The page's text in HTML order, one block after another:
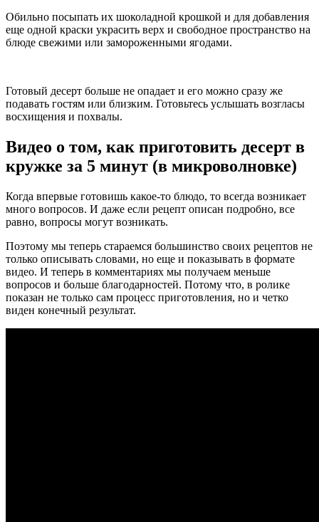
Обильно посыпать их шоколадной крошкой и для добавления
еще одной краски украсить верх и свободное пространство на
блюде свежими или замороженными ягодами.
Готовый десерт больше не опадает и его можно сразу же
подавать гостям или близким. Готовьтесь услышать возгласы
восхищения и похвалы.
Видео о том, как приготовить десерт в
кружке за 5 минут (в микроволновке)
Когда впервые готовишь какое-то блюдо, то всегда возникает
много вопросов. И даже если рецепт описан подробно, все
равно, вопросы могут возникать.
Поэтому мы теперь стараемся большинство своих рецептов не
только описывать словами, но еще и показывать в формате
видео. И теперь в комментариях мы получаем меньше
вопросов и больше благодарностей. Потому что, в ролике
показан не только сам процесс приготовления, но и четко
виден конечный результат.